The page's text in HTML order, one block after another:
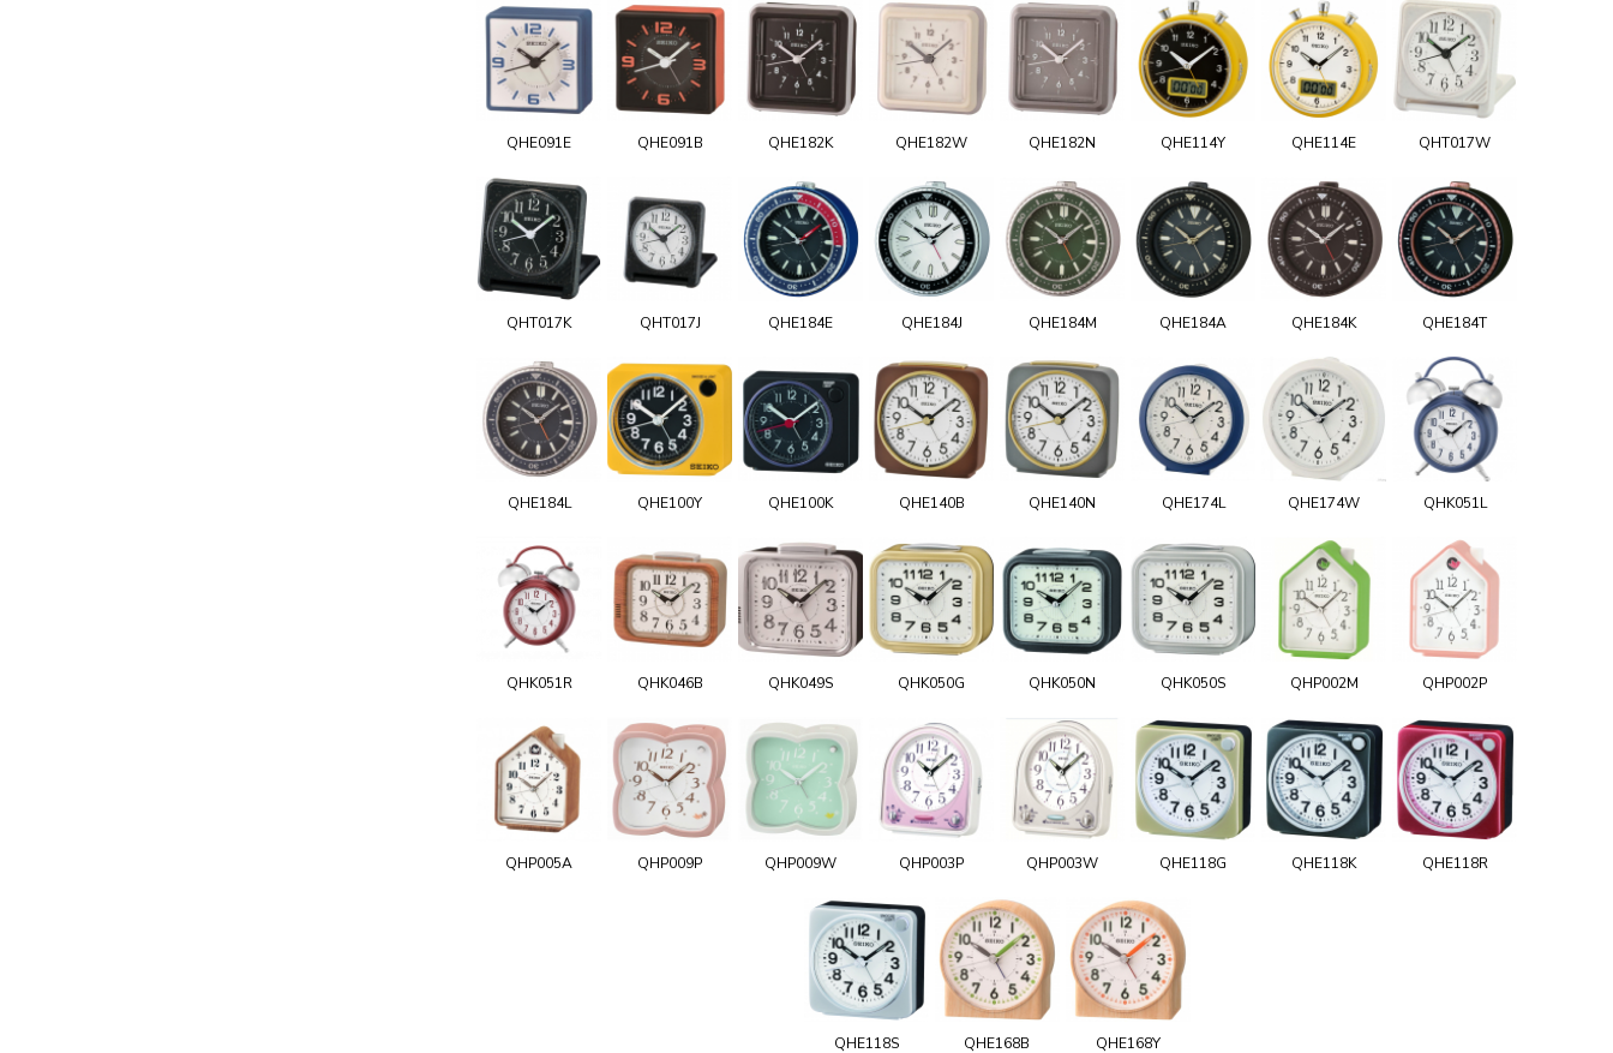
QHE091E QHE091B QHE182K QHE182W QHE182N QHE114Y QHE114E QHT017W
QHT017K QHT017J QHE184E QHE184J QHE184M QHE184A QHE184K QHE184T
QHE184L QHE100Y QHE100K QHE140B QHE140N QHE174L QHE174W QHK051L
QHK051R QHK046B QHK049S QHK050G QHK050N QHK050S QHP002M QHP002P
QHP005A QHP009P QHP009W QHP003P QHP003W QHE118G QHE118K QHE118R
QHE118S QHE168B QHE168Y